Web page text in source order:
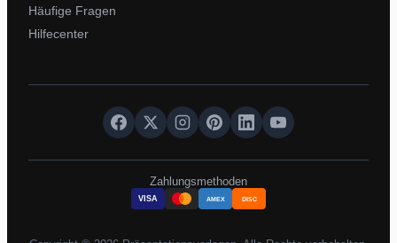
Häufige Fragen
Hilfecenter
Zahlungsmethoden
VISA AMEX DISC